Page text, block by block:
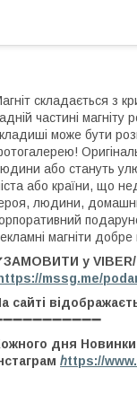
складається з
частині магніту
може бути
або стануть
або країни, що
людини,
магніти
у VIBER/
mssg.me/
сайті
дня
https://